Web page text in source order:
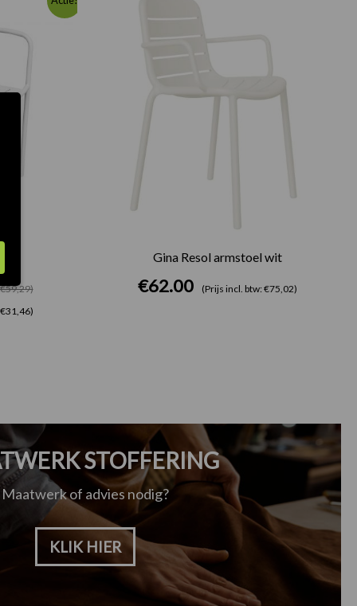
prijs
prijs
Gina Resol armstoel wit
€62.00 (Prijs incl. btw: €75,02)
STOFFERING
Maatwerk of advies nodig?
KLIK HIER